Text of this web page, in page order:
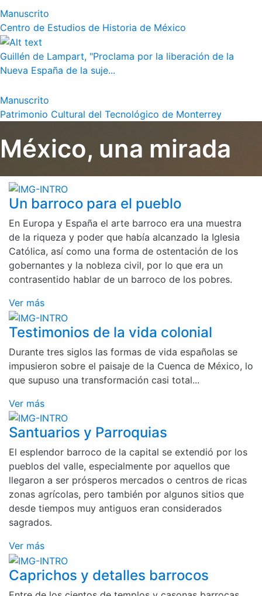
Manuscrito
Centro de Estudios de Historia de México
Guillén de Lampart, "Proclama por la liberación de la
Nueva España de la suje...
Manuscrito
Patrimonio Cultural del Tecnológico de Monterrey
México, una mirada
Un barroco para el pueblo
En Europa y España el arte barroco era una muestra
de la riqueza y poder que había alcanzado la Iglesia
Católica, así como una forma de ostentación de los
gobernantes y la nobleza civil, por lo que era un
contrasentido hablar de un barroco de los pobres.
Ver más
Testimonios de la vida colonial
Durante tres siglos las formas de vida españolas se
impusieron sobre el paisaje de la Cuenca de México, lo
que supuso una transformación casi total...
Ver más
Santuarios y Parroquias
El esplendor barroco de la capital se extendió por los
pueblos del valle, especialmente por aquellos que
llegaron a ser prósperos mercados o centros de ricas
zonas agrícolas, pero también por algunos sitios que
desde tiempos muy antiguos eran considerados
sagrados.
Ver más
Caprichos y detalles barrocos